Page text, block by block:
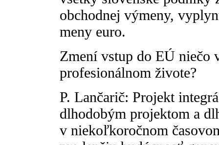
obchodnej výmeny,
meny euro.
Zmení vstup do EÚ niečo
profesionálnom živote?
P. Lančarič: Projekt
dlhodobým projektom a
v niekoľkoročnom